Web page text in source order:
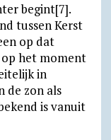
begint[7].
tussen Kerst
op dat
het moment
in
de zon als
is vanuit